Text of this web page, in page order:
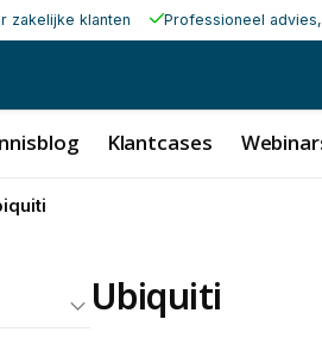
zakelijke klanten Professioneel
Klantcases
Ubiquiti